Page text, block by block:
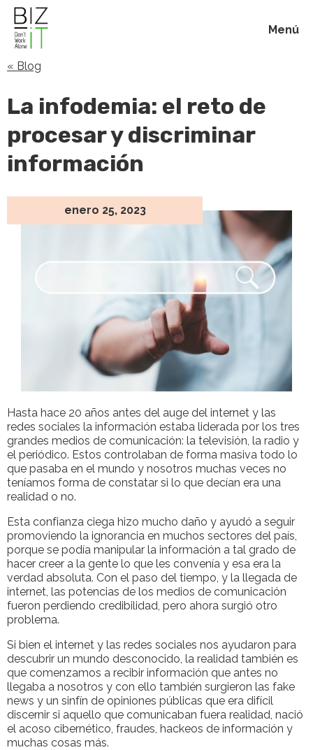
Menú
Beneficios
Blog
Contacto
« Blog
La infodemia: el reto de
procesar y discriminar
información
enero 25, 2023
Hasta hace 20 años antes del auge del internet y las
redes sociales la información estaba liderada por los tres
grandes medios de comunicación: la televisión, la radio y
el periódico. Estos controlaban de forma masiva todo lo
que pasaba en el mundo y nosotros muchas veces no
teníamos forma de constatar si lo que decían era una
realidad o no.
Esta confianza ciega hizo mucho daño y ayudó a seguir
promoviendo la ignorancia en muchos sectores del país,
porque se podía manipular la información a tal grado de
hacer creer a la gente lo que les convenía y esa era la
verdad absoluta. Con el paso del tiempo, y la llegada de
internet, las potencias de los medios de comunicación
fueron perdiendo credibilidad, pero ahora surgió otro
problema.
Si bien el internet y las redes sociales nos ayudaron para
descubrir un mundo desconocido, la realidad también es
que comenzamos a recibir información que antes no
llegaba a nosotros y con ello también surgieron las fake
news y un sinfín de opiniones públicas que era difícil
discernir si aquello que comunicaban fuera realidad, nació
el acoso cibernético, fraudes, hackeos de información y
muchas cosas más.